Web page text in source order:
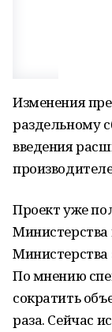
Изменения
раздельному
введения
Проект уже
Министерства
Министерства
По мнению
сократить
раза. Сейчас